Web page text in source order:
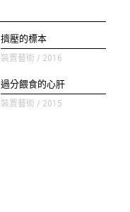
擠壓的標本
裝置藝術 / 2016
過分餵食的心肝
裝置藝術 / 2015